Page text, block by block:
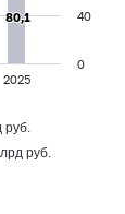
80,1
80,1
2025
0
40
руб.
руб.